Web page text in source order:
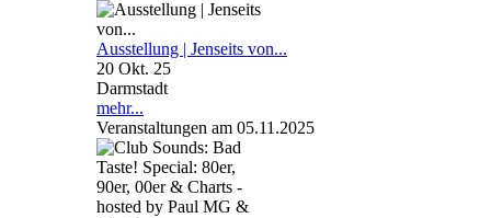
Ausstellung | Jenseits von...
20 Okt. 25
Darmstadt
mehr...
Veranstaltungen am 05.11.2025